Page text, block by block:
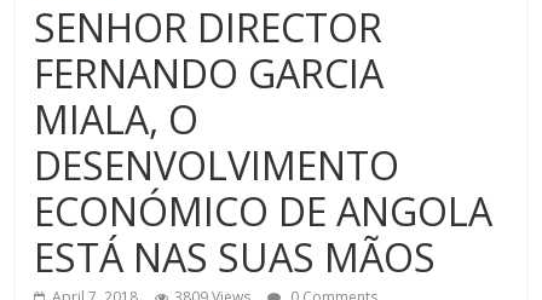
SENHOR DIRECTOR
FERNANDO GARCIA
MIALA, O
DESENVOLVIMENTO
ECONÓMICO DE ANGOLA
ESTÁ NAS SUAS MÃOS